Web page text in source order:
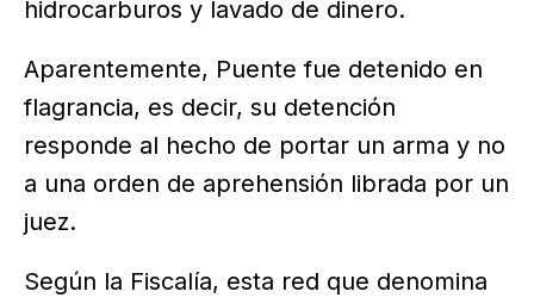
hidrocarburos y lavado de dinero.
Aparentemente, Puente fue detenido en
flagrancia, es decir, su detención
responde al hecho de portar un arma y no
a una orden de aprehensión librada por un
juez.
Según la Fiscalía, esta red que denomina